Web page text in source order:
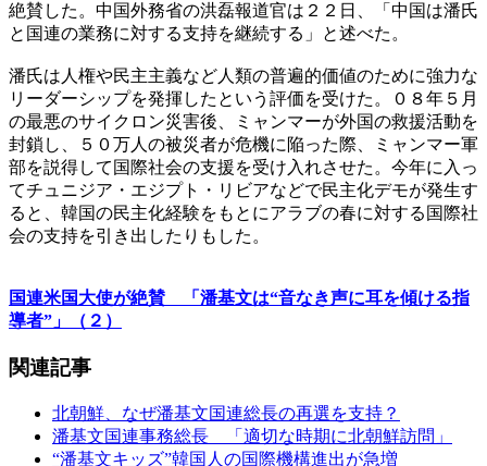
絶賛した。中国外務省の洪磊報道官は２２日、「中国は潘氏
と国連の業務に対する支持を継続する」と述べた。
潘氏は人権や民主主義など人類の普遍的価値のために強力な
リーダーシップを発揮したという評価を受けた。０８年５月
の最悪のサイクロン災害後、ミャンマーが外国の救援活動を
封鎖し、５０万人の被災者が危機に陥った際、ミャンマー軍
部を説得して国際社会の支援を受け入れさせた。今年に入っ
てチュニジア・エジプト・リビアなどで民主化デモが発生す
ると、韓国の民主化経験をもとにアラブの春に対する国際社
会の支持を引き出したりもした。
国連米国大使が絶賛 「潘基文は“音なき声に耳を傾ける指
導者”」（２）
関連記事
北朝鮮、なぜ潘基文国連総長の再選を支持？
潘基文国連事務総長 「適切な時期に北朝鮮訪問」
“潘基文キッズ”韓国人の国際機構進出が急増